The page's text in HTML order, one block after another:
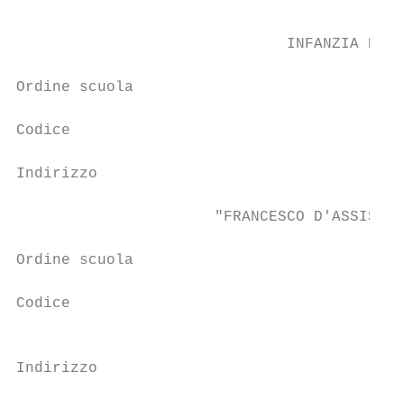
INFANZIA
Ordine scuola
Codice
Indirizzo                                   FRAZ.
"FRANCESCO D'ASSISI"
Ordine scuola
Codice
Indirizzo